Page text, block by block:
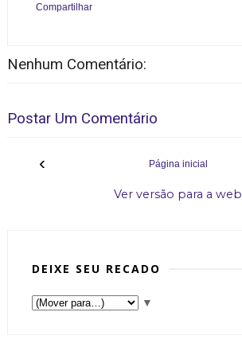
Compartilhar
Nenhum Comentário:
Postar Um Comentário
‹ Página inicial
Ver versão para a web
DEIXE SEU RECADO
▼